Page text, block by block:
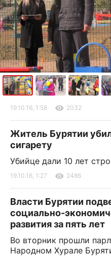
19.10.16, 1:58 2032
Житель Бурятии
сигарету
Убийце дали 10 лет
19.10.16, 1:27 2486
Власти Бурятии
социально-
развития за пять лет
Во вторник прошли
Народном Хурале